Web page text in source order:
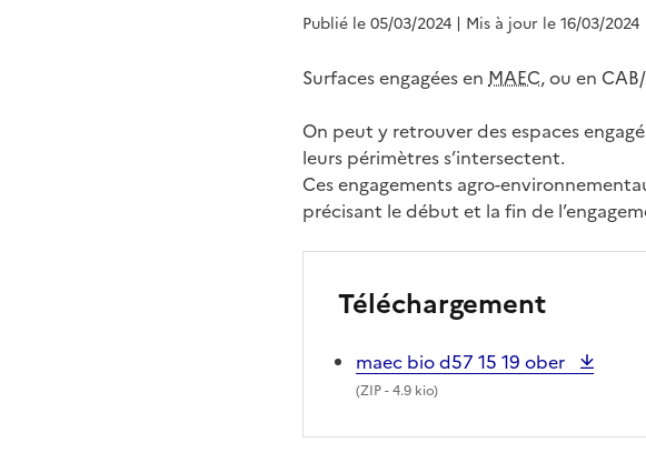
Publié le 05/03/2024 | Mis à jour le 16/03/2024
Surfaces engagées en MAEC, ou en
On peut y retrouver des espaces
leurs périmètres s’intersectent.
Ces engagements agro-
précisant le début et la fin de
Téléchargement
maec bio d57 15 19 ober
(ZIP- 4.9 kio)